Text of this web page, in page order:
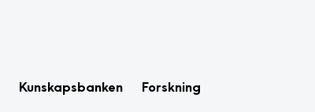
Kunskapsbanken Forskning